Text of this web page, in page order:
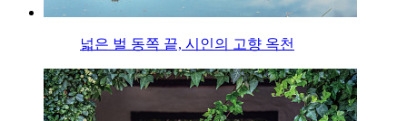
넓은 벌 동쪽 끝, 시인의 고향 옥천